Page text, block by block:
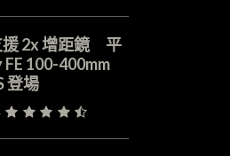
援 2x 增距鏡 平
100-400mm
登場